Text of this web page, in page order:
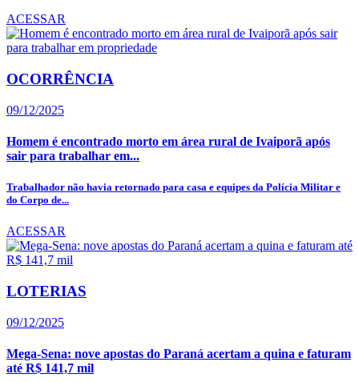
ACESSAR
OCORRÊNCIA
09/12/2025
Homem é encontrado morto em área rural de Ivaiporã após
sair para trabalhar em...
Trabalhador não havia retornado para casa e equipes da Polícia Militar e
do Corpo de...
ACESSAR
LOTERIAS
09/12/2025
Mega-Sena: nove apostas do Paraná acertam a quina e faturam
até R$ 141,7 mil